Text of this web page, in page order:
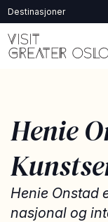
Destinasjoner
Henie
Henie Onstad
nasjonal og